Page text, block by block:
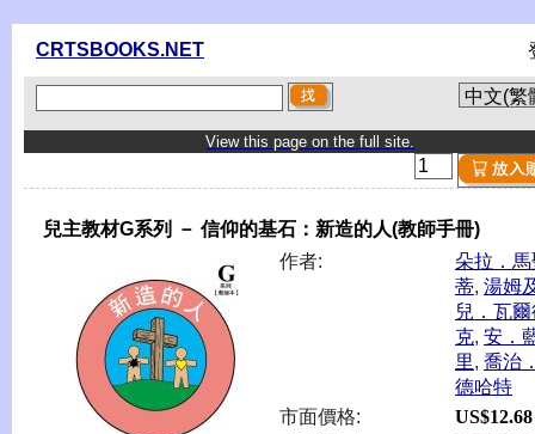
CRTSBOOKS.NET
View this page on the full site.
兒主教材G系列 － 信仰的基石：新造的人(教師手冊)
作者:
朵拉．馬
蒂, 湯姆
兒．瓦
克, 安．
里, 喬治
德哈特
市面價格:
US$12.68